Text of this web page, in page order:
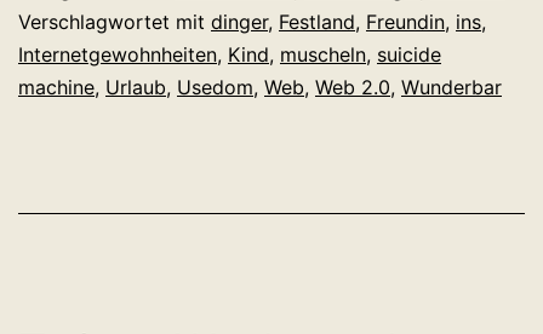
–
eine
kleine
Verschlagwortet mit dinger, Festland, Freundin, ins,
Internetgewohnheiten, Kind, muscheln, suicide
machine, Urlaub, Usedom, Web, Web 2.0, Wunderbar